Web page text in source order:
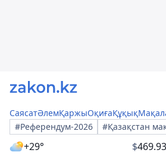
СаясатӘлемҚаржыОқиғаҚұқық
#Референдум-2026
#Қазақстан
+29° $469.93